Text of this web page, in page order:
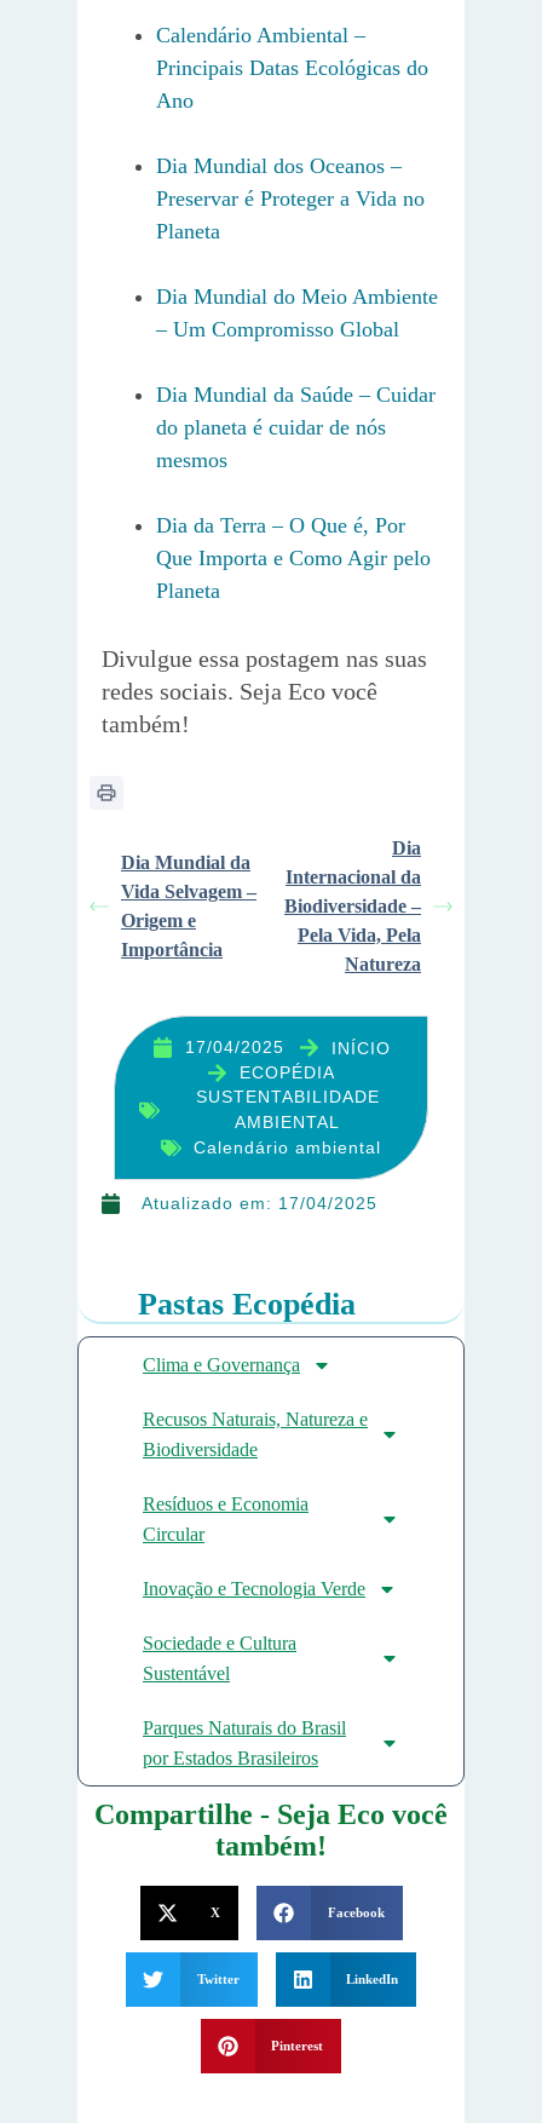
Atualizado em: 17/04/2025
Calendário Ambiental –
Principais Datas Ecológicas do
Ano
Dia Mundial dos Oceanos –
Preservar é Proteger a Vida no
Planeta
Dia Mundial do Meio Ambiente
– Um Compromisso Global
Dia Mundial da Saúde – Cuidar
do planeta é cuidar de nós
mesmos
Dia da Terra – O Que é, Por
Que Importa e Como Agir pelo
Planeta
Divulgue essa postagem nas suas
redes sociais. Seja Eco você
também!
Dia Mundial da
Vida Selvagem –
Origem e
Importância
Dia
Internacional da
Biodiversidade –
Pela Vida, Pela
Natureza
17/04/2025
INÍCIO
ECOPÉDIA
SUSTENTABILIDADE
AMBIENTAL
Calendário ambiental
Pastas Ecopédia
Clima e Governança
Recusos Naturais, Natureza e
Biodiversidade
Resíduos e Economia
Circular
Inovação e Tecnologia Verde
Sociedade e Cultura
Sustentável
Parques Naturais do Brasil
por Estados Brasileiros
Compartilhe - Seja Eco você
também!
X Facebook
Twitter LinkedIn
Pinterest